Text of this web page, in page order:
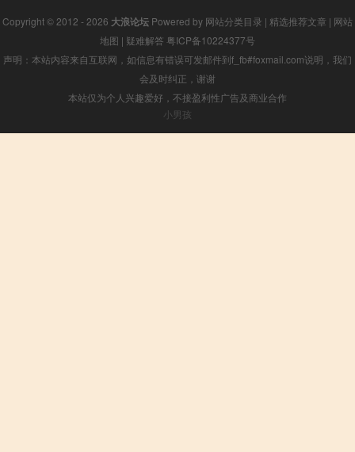
Copyright © 2012 - 2026 大浪论坛 Powered by 网站分类目录 | 精选推荐文章 | 网站
地图 | 疑难解答 粤ICP备10224377号
声明：本站内容来自互联网，如信息有错误可发邮件到f_fb#foxmail.com说明，我们
会及时纠正，谢谢
本站仅为个人兴趣爱好，不接盈利性广告及商业合作
小男孩